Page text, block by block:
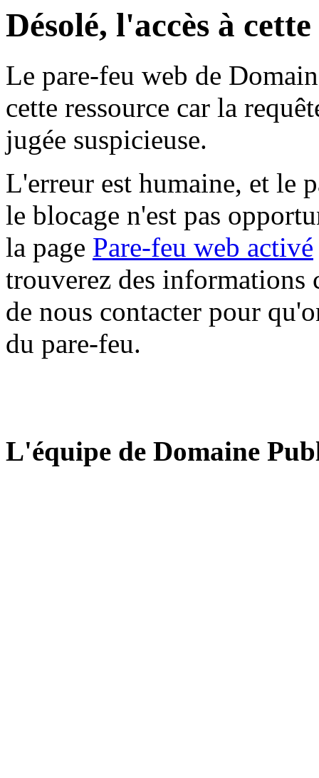
Désolé, l'accès à
Le pare-feu web de
cette ressource car la
jugée suspicieuse.
L'erreur est humaine, et le
le blocage n'est pas
la page Pare-feu web activé
trouverez des informations
de nous contacter pour
du pare-feu.
L'équipe de Domaine